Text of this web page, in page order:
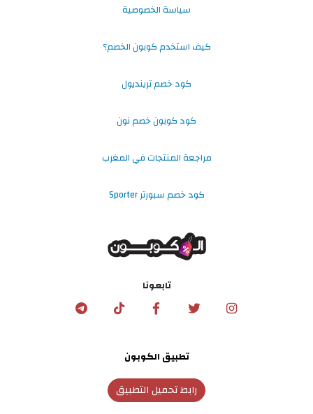
سياسة الخصوصية
كيف استخدم كوبون الخصم؟
كود خصم ترينديول
كود كوبون خصم نون
مراجعة المنتجات في المغرب
كود خصم سبورتر Sporter
تابعونا
تطبيق الكوبون
رابط تحميل التطبيق